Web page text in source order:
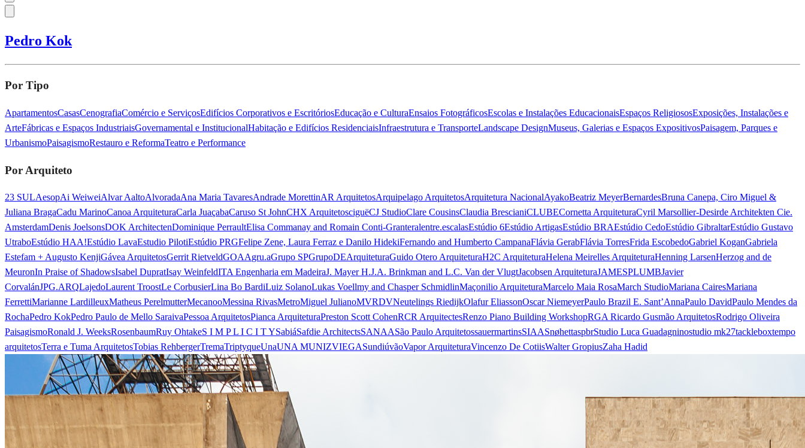
Pedro Kok
Por Tipo
ApartamentosCasasCenografiaComércio e ServiçosEdifícios Corporativos e EscritóriosEducação e CulturaEnsaios FotográficosEscolas e Instalações EducacionaisEspaços ReligiososExposições, Instalações e
ArteFábricas e Espaços IndustriaisGovernamental e InstitucionalHabitação e Edifícios ResidenciaisInfraestrutura e TransporteLandscape DesignMuseus, Galerias e Espaços ExpositivosPaisagem, Parques e
UrbanismoPaisagismoRestauro e ReformaTeatro e Performance
Por Arquiteto
23 SULAesopAi WeiweiAlvar AaltoAlvoradaAna Maria TavaresAndrade MorettinAR ArquitetosArquipelago ArquitetosArquitetura NacionalAyakoBeatriz MeyerBernardesBruna Canepa, Ciro Miguel &
Juliana BragaCadu MarinoCanoa ArquiteturaCarla JuaçabaCaruso St JohnCHX ArquitetosciguëCJ StudioClare CousinsClaudia BrescianiCLUBECornetta ArquiteturaCyril Marsollier-Desirde Architekten Cie.
AmsterdamDenis JoelsonsDOK ArchitectenDominique PerraultElisa Commanay and Romain Conti-Granteralentre.escalasEstúdio 6Estúdio ArtigasEstúdio BRAEstúdio CedoEstúdio GibraltarEstúdio Gustavo
UtraboEstúdio HAA!Estúdio LavaEstudio PilotiEstúdio PRGFelipe Zene, Laura Ferraz e Danilo HidekiFernando and Humberto CampanaFlávia GerabFlávia TorresFrida EscobedoGabriel KoganGabriela
Estefam + Augusto KenjiGávea ArquitetosGerrit RietveldGOAAgru.aGrupo SPGrupoDEArquiteturaGuido Otero ArquiteturaH2C ArquiteturaHelena Meirelles ArquiteturaHenning LarsenHerzog and de
MeuronIn Praise of ShadowsIsabel DupratIsay WeinfeldITA Engenharia em MadeiraJ. Mayer H.J.A. Brinkman and L.C. Van der VlugtJacobsen ArquiteturaJAMESPLUMBJavier
CorvalánJPG.ARQLajedoLaurent TroostLe CorbusierLina Bo BardiLuiz SolanoLukas Voellmy and Chasper SchmidlinMaçonilio ArquiteturaMarcelo Maia RosaMarch StudioMariana CairesMariana
FerrettiMarianne LardilleuxMatheus PerelmutterMecanooMessina RivasMetroMiguel JulianoMVRDVNeutelings RiedijkOlafur EliassonOscar NiemeyerPaulo Brazil E. Sant’AnnaPaulo DavidPaulo Mendes da
RochaPedro KokPedro Paulo de Mello SaraivaPessoa ArquitetosPianca ArquiteturaPreston Scott CohenRCR ArquitectesRenzo Piano Building WorkshopRGA Ricardo Gusmão ArquitetosRodrigo Oliveira
PaisagismoRonald J. WeeksRosenbaumRuy OhtakeS I M P L I C I T YSabiáSafdie ArchitectsSANAASão Paulo ArquitetossauermartinsSIAASnøhettaspbrStudio Luca Guadagninostudio mk27tackleboxtempo
arquitetosTerra e Tuma ArquitetosTobias RehbergerTremaTriptyqueUnaUNA MUNIZVIEGASundiúvãoVapor ArquiteturaVincenzo De CotiisWalter GropiusZaha Hadid